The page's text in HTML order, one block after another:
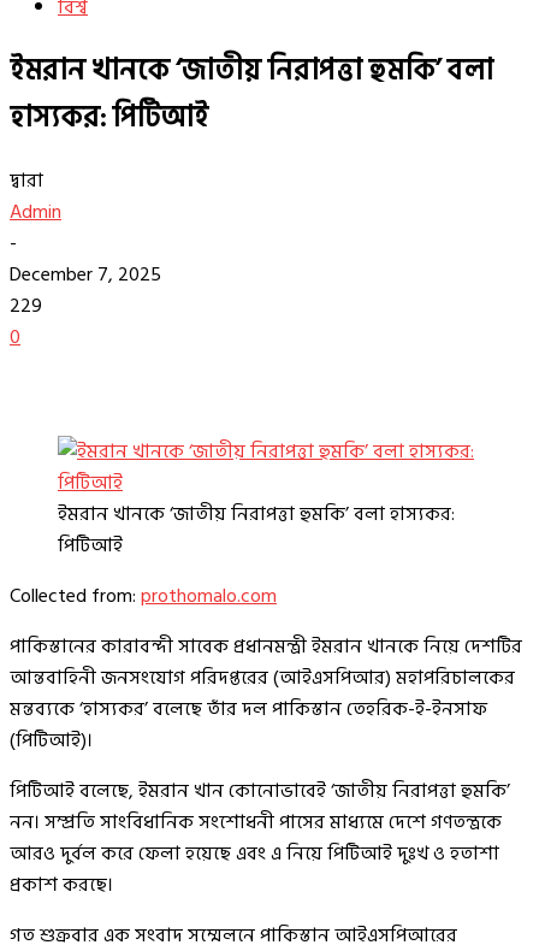
বিশ্ব
ইমরান খানকে ‘জাতীয় নিরাপত্তা হুমকি’ বলা
হাস্যকর: পিটিআই
দ্বারা
Admin
-
December 7, 2025
229
0
ইমরান খানকে ‘জাতীয় নিরাপত্তা হুমকি’ বলা হাস্যকর:
পিটিআই
Collected from:prothomalo.com
পাকিস্তানের কারাবন্দী সাবেক প্রধানমন্ত্রী ইমরান খানকে নিয়ে দেশটির
আন্তবাহিনী জনসংযোগ পরিদপ্তরের (আইএসপিআর) মহাপরিচালকের
মন্তব্যকে ‘হাস্যকর’ বলেছে তাঁর দল পাকিস্তান তেহরিক-ই-ইনসাফ
(পিটিআই)।
পিটিআই বলেছে, ইমরান খান কোনোভাবেই ‘জাতীয় নিরাপত্তা হুমকি’
নন। সম্প্রতি সাংবিধানিক সংশোধনী পাসের মাধ্যমে দেশে গণতন্ত্রকে
আরও দুর্বল করে ফেলা হয়েছে এবং এ নিয়ে পিটিআই দুঃখ ও হতাশা
প্রকাশ করছে।
গত শুক্রবার এক সংবাদ সম্মেলনে পাকিস্তান আইএসপিআরের